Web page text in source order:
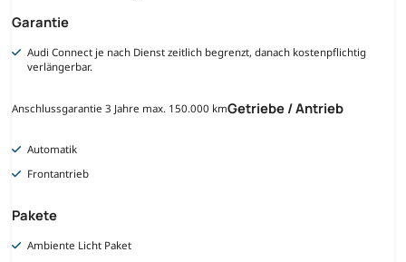
Garantie
Audi Connect je nach Dienst zeitlich begrenzt, danach kostenpflichtig
verlängerbar.
Anschlussgarantie 3 Jahre max. 150.000 kmGetriebe / Antrieb
Automatik
Frontantrieb
Pakete
Ambiente Licht Paket